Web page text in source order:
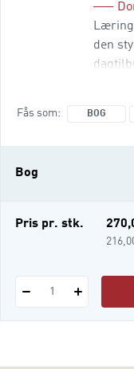
den
Fås som BOG
Bog
i-bog
Pris pr. stk.
1